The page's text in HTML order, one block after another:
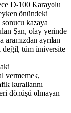
D-100 Karayolu
önündeki
sonucu kazaya
Şan, olay yerinde
aramızdan ayrılan
değil, tüm üniversite
vermemek,
kurallarını
dönüşü olmayan